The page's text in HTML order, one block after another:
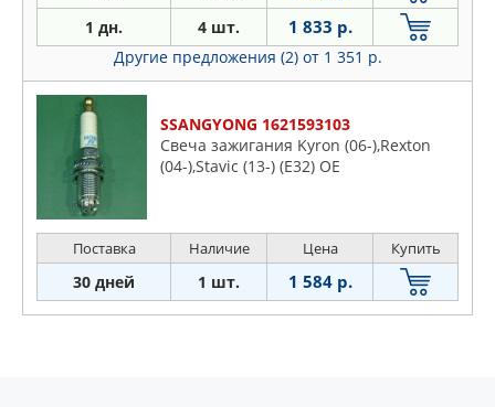
1 дн. 4 шт. 1 833 р.
Другие предложения (2) от 1 351 р.
SSANGYONG 1621593103
Свеча зажигания Kyron (06-),Rexton
(04-),Stavic (13-) (E32) OE
Поставка Наличие Цена Купить
30 дней 1 шт. 1 584 р.